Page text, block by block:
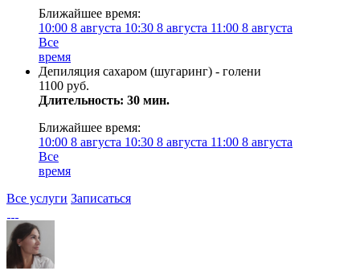
Ближайшее время:
10:00 8 августа 10:30 8 августа 11:00 8 августа
Все
время
Депиляция сахаром (шугаринг) - голени
1100 руб.
Длительность: 30 мин.
Ближайшее время:
10:00 8 августа 10:30 8 августа 11:00 8 августа
Все
время
Все услуги Записаться